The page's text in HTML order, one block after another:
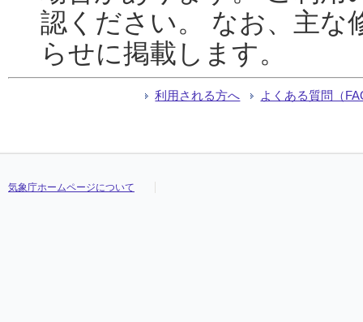
認ください。 なお、主な
らせに掲載します。
利用される方へ よくある質問（
気象庁ホームページについて